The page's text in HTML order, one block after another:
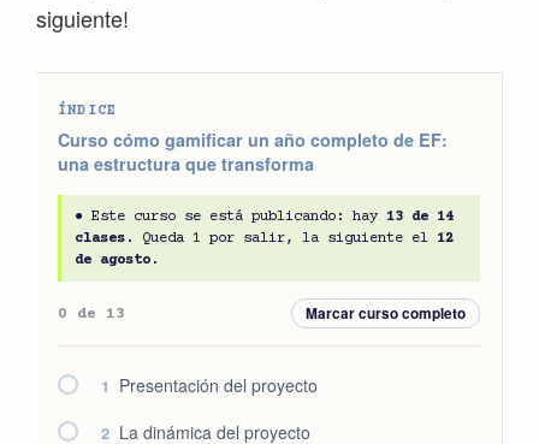
siguiente!
ÍNDICE
Curso cómo gamificar un año completo de EF:
una estructura que transforma
● Este curso se está publicando: hay 13 de 14
clases . Queda 1 por salir, la siguiente el 12
de agosto .
0 de 13 Marcar curso completo
1 Presentación del proyecto
2 La dinámica del proyecto